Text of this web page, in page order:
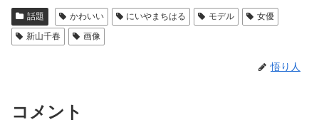
話題 かわいい にいやまちはる モデル
女優
新山千春
画像
悟り人
コメント